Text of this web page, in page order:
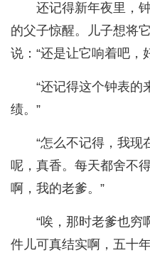
还记得新年夜里，
的父子惊醒。儿子想将
说：“还是让它响着吧，
“还记得这个钟表的
绩。”
“怎么不记得，我现
呢，真香。每天都舍不
啊，我的老爹。”
“唉，那时老爹也穷
件儿可真结实啊，五十